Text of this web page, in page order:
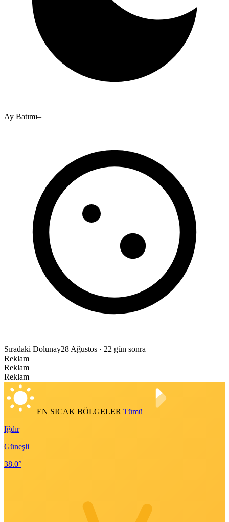
Ay Batımı–
Sıradaki Dolunay28 Ağustos · 22 gün sonra
Reklam
Reklam
Reklam
EN SICAK BÖLGELER Tümü
Iğdır
Güneşli
38.0°